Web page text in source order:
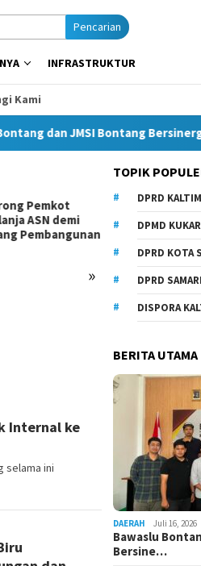
Pencarian
INFRASTRUKTUR
Kami
dan JMSI Bontang Bersinergi
»
Daerah Belum Ada,
Minta Pemkot
Beri Perhatian
6.000
IV
Internal ke
selama ini
TOPIK
DPRD KALTIM
DPMD KUKAR
DPRD KOTA
DPRD
DISPORA
BERITA UTAMA
DAERAH Juli 16, 2026
Bawaslu
Bersine…